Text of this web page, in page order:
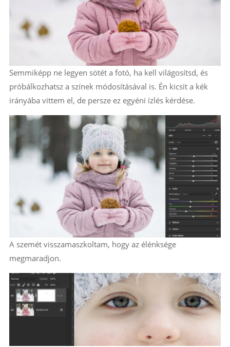
Semmiképp ne legyen sötét a fotó, ha kell világosítsd, és
próbálkozhatsz a színek módosításával is. Én kicsit a kék
irányába vittem el, de persze ez egyéni ízlés kérdése.
A szemét visszamaszkoltam, hogy az élénksége
megmaradjon.